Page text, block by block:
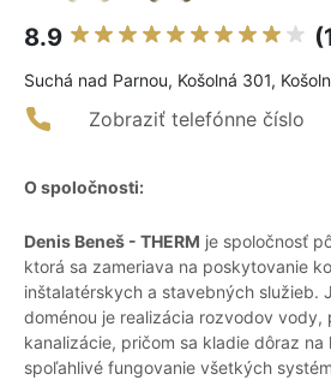
8.9
Suchá nad Parnou, Košolná 301,
Zobraziť telefónne číslo
O spoločnosti:
Denis Beneš - THERM je spoločnosť
ktorá sa zameriava na poskytovanie
inštalatérskych a stavebných služieb.
doménou je realizácia rozvodov vody,
kanalizácie, pričom sa kladie dôraz na
spoľahlivé fungovanie všetkých